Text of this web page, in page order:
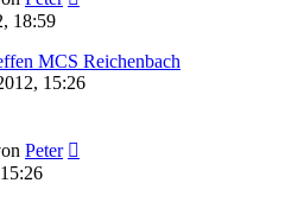
18:59
MCS Reichenbach
15:26
Peter